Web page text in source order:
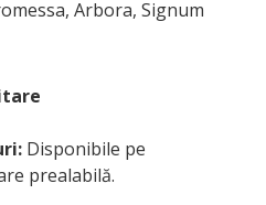
Arbora, Signum
Disponibile pe
prealabilă.